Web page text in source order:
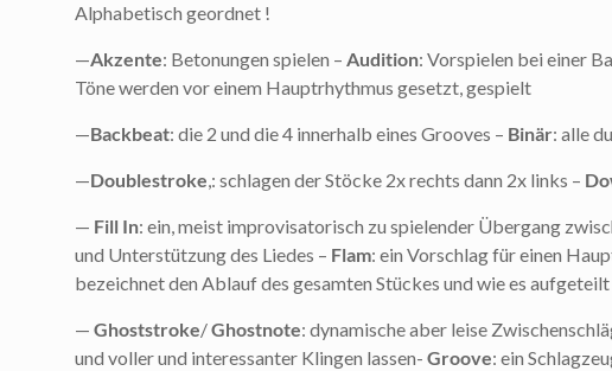
Alphabetisch geordnet !
—Akzente: Betonungen spielen – Audition: Vorspielen bei einer
Töne werden vor einem Hauptrhythmus gesetzt, gespielt
—Backbeat: die 2 und die 4 innerhalb eines Grooves – Binär: alle
—Doublestroke,: schlagen der Stöcke 2x rechts dann 2x links –
— Fill In: ein, meist improvisatorisch zu spielender Übergang
und Unterstützung des Liedes – Flam: ein Vorschlag für einen
bezeichnet den Ablauf des gesamten Stückes und wie es
— Ghoststroke/Ghostnote: dynamische aber leise
und voller und interessanter Klingen lassen- Groove: ein